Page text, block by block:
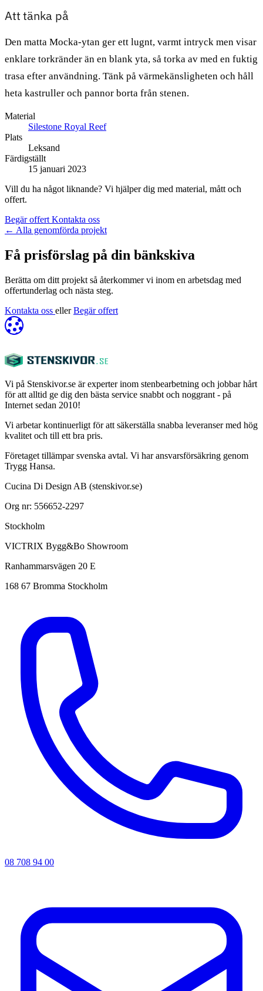
Att tänka på
Den matta Mocka-ytan ger ett lugnt, varmt intryck men visar
enklare torkränder än en blank yta, så torka av med en fuktig
trasa efter användning. Tänk på värmekänsligheten och håll
heta kastruller och pannor borta från stenen.
Material
Silestone Royal Reef
Plats
Leksand
Färdigställt
15 januari 2023
Vill du ha något liknande? Vi hjälper dig med material, mått och
offert.
Begär offert Kontakta oss
← Alla genomförda projekt
Få prisförslag på din bänkskiva
Berätta om ditt projekt så återkommer vi inom en arbetsdag med
offertunderlag och nästa steg.
Kontakta oss eller Begär offert
Vi på Stenskivor.se är experter inom stenbearbetning och jobbar hårt
för att alltid ge dig den bästa service snabbt och noggrant - på
Internet sedan 2010!
Vi arbetar kontinuerligt för att säkerställa snabba leveranser med hög
kvalitet och till ett bra pris.
Företaget tillämpar svenska avtal. Vi har ansvarsförsäkring genom
Trygg Hansa.
Cucina Di Design AB (stenskivor.se)
Org nr: 556652-2297
Stockholm
VICTRIX Bygg&Bo Showroom
Ranhammarsvägen 20 E
168 67 Bromma Stockholm
08 708 94 00